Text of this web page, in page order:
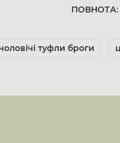
ПОВНОТА
туфли броги